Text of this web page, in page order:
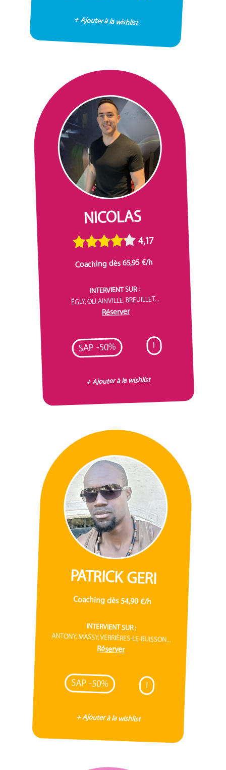
+ Ajouter à la wishlist
NICOLAS
4,17
Coaching dès 65,95 €/h
INTERVIENT SUR :
ÉGLY, OLLAINVILLE, BREUILLET...
Réserver
SAP -50% I
+ Ajouter à la wishlist
PATRICK GERI
Coaching dès 54,90 €/h
INTERVIENT SUR :
ANTONY, MASSY, VERRIÈRES-LE-BUISSON...
Réserver
SAP -50% I
+ Ajouter à la wishlist